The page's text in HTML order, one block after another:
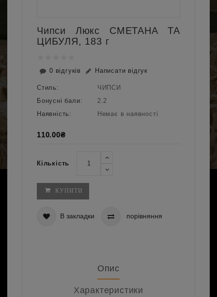
Чипси Люкс СМЕТАНА ТА
ЦИБУЛЯ, 183 г
0 відгуків Написати відгук
Стиль:
ЧИПСИ
Бонусні бали:
2.2
Наявність:
Немає в наявності
110.00₴
Кількість
КУПИТИ
В закладки порівняння
Опис
Характеристики